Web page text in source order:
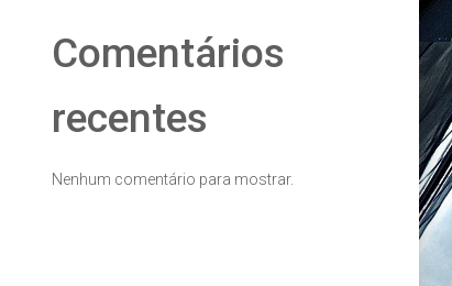
Comentários
recentes
Nenhum comentário para mostrar.